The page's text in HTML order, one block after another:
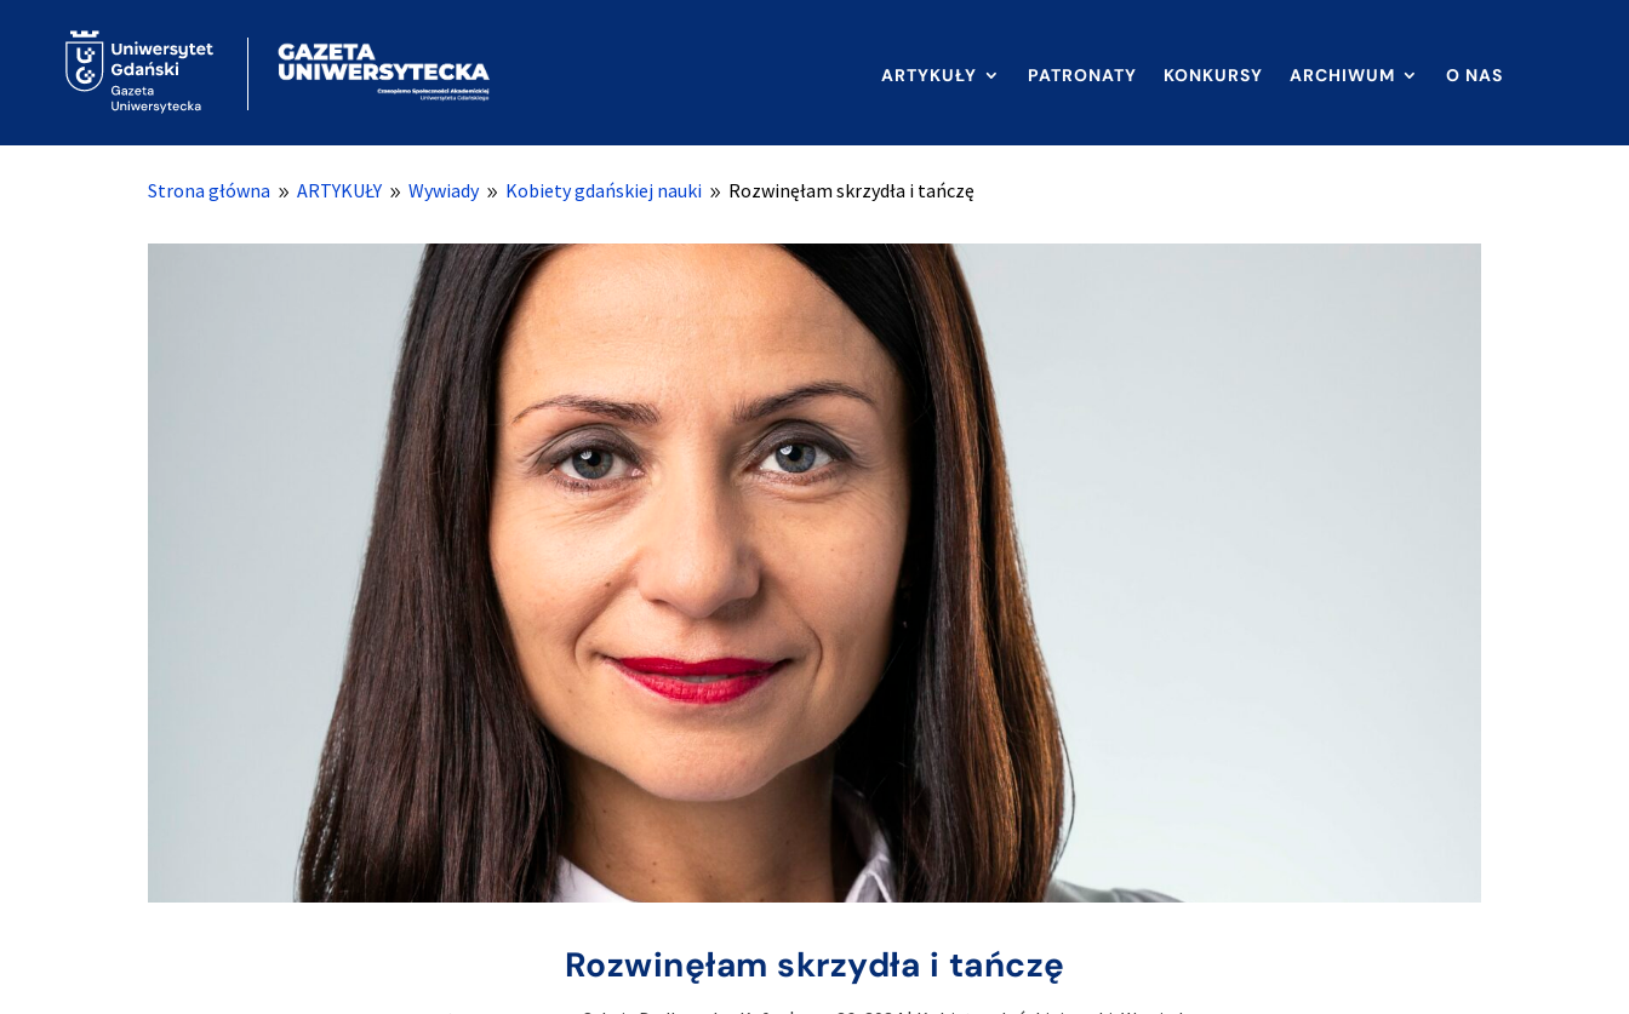
ARTYKUŁY PATRONATY KONKURSY ARCHIWUM O NAS
Strona główna 9 ARTYKUŁY 9 Wywiady 9 Kobiety gdańskiej nauki 9 Rozwinęłam skrzydła i tańczę
Rozwinęłam skrzydła i tańczę